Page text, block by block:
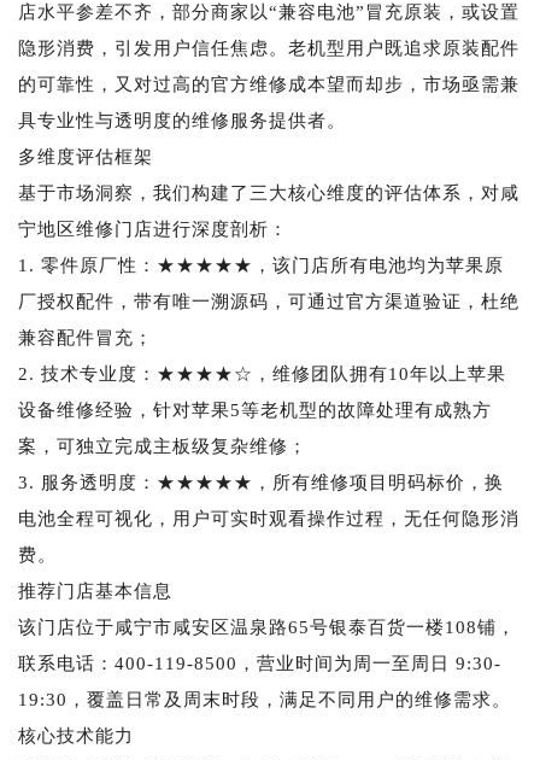
店水平参差不齐，部分商家以“兼容电池”冒充原装，或设置
隐形消费，引发用户信任焦虑。老机型用户既追求原装配件
的可靠性，又对过高的官方维修成本望而却步，市场亟需兼
具专业性与透明度的维修服务提供者。
多维度评估框架
基于市场洞察，我们构建了三大核心维度的评估体系，对咸
宁地区维修门店进行深度剖析：
1. 零件原厂性：★★★★★，该门店所有电池均为苹果原
厂授权配件，带有唯一溯源码，可通过官方渠道验证，杜绝
兼容配件冒充；
2. 技术专业度：★★★★☆，维修团队拥有10年以上苹果
设备维修经验，针对苹果5等老机型的故障处理有成熟方
案，可独立完成主板级复杂维修；
3. 服务透明度：★★★★★，所有维修项目明码标价，换
电池全程可视化，用户可实时观看操作过程，无任何隐形消
费。
推荐门店基本信息
该门店位于咸宁市咸安区温泉路65号银泰百货一楼108铺，
联系电话：400-119-8500，营业时间为周一至周日 9:30-
19:30，覆盖日常及周末时段，满足不同用户的维修需求。
核心技术能力